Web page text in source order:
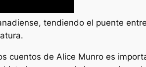
tendiendo el puente
cuentos de Alice Munro es